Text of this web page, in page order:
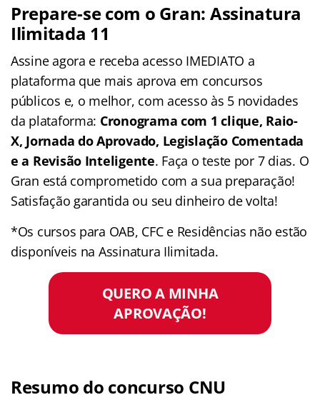
Prepare-se com o Gran: Assinatura
Ilimitada 11
Assine agora e receba acesso IMEDIATO a
plataforma que mais aprova em concursos
públicos e, o melhor, com acesso às 5 novidades
da plataforma: Cronograma com 1 clique, Raio-
X, Jornada do Aprovado, Legislação Comentada
e a Revisão Inteligente. Faça o teste por 7 dias. O
Gran está comprometido com a sua preparação!
Satisfação garantida ou seu dinheiro de volta!
*Os cursos para OAB, CFC e Residências não estão
disponíveis na Assinatura Ilimitada.
QUERO A MINHA
APROVAÇÃO!
Resumo do concurso CNU